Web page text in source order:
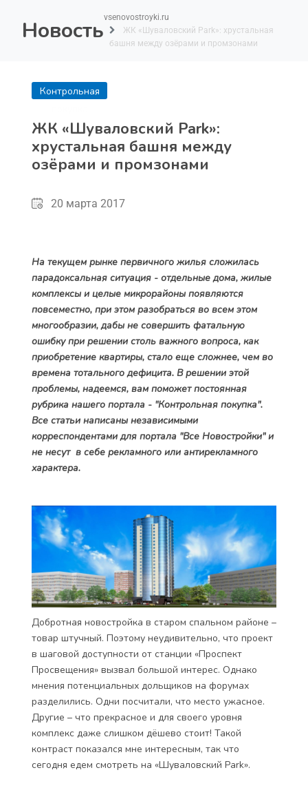
Новостьvsenovostroyki.ru
ЖК «Шуваловский Park»: хрустальная
башня между озёрами и промзонами
Контрольная
ЖК «Шуваловский Park»:
хрустальная башня между
озёрами и промзонами
20 марта 2017
На текущем рынке первичного жилья сложилась
парадоксальная ситуация - отдельные дома, жилые
комплексы и целые микрорайоны появляются
повсеместно, при этом разобраться во всем этом
многообразии, дабы не совершить фатальную
ошибку при решении столь важного вопроса, как
приобретение квартиры, стало еще сложнее, чем во
времена тотального дефицита. В решении этой
проблемы, надеемся, вам поможет постоянная
рубрика нашего портала - "Контрольная покупка".
Все статьи написаны независимыми
корреспондентами для портала "Все Новостройки" и
не несут в себе рекламного или антирекламного
характера.
Добротная новостройка в старом спальном районе –
товар штучный. Поэтому неудивительно, что проект
в шаговой доступности от станции «Проспект
Просвещения» вызвал большой интерес. Однако
мнения потенциальных дольщиков на форумах
разделились. Одни посчитали, что место ужасное.
Другие – что прекрасное и для своего уровня
комплекс даже слишком дёшево стоит! Такой
контраст показался мне интересным, так что
сегодня едем смотреть на «Шуваловский Park».